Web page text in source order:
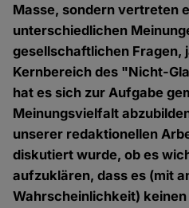
Masse, sondern vertreten
unterschiedlichen
gesellschaftlichen Fragen,
Kernbereich des "Nicht-
hat es sich zur Aufgabe
Meinungsvielfalt
unserer redaktionellen
diskutiert wurde, ob es
aufzuklären, dass es (mit
Wahrscheinlichkeit)